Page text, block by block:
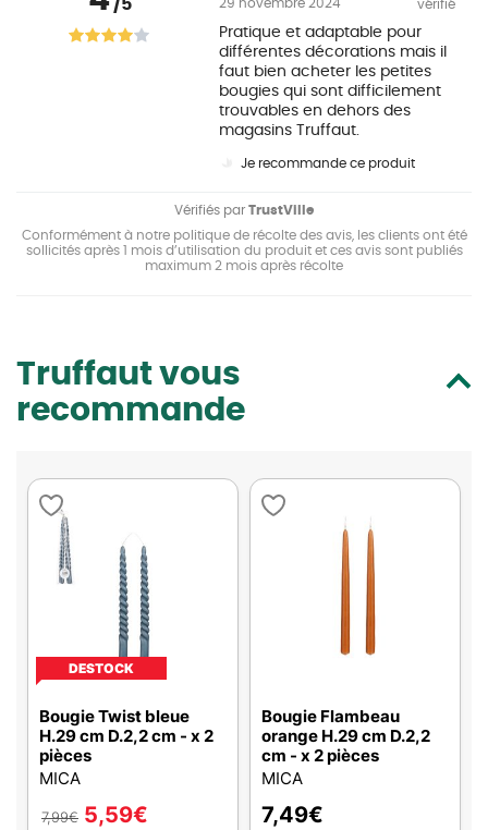
/5
29 novembre 2024
vérifié
Pratique et adaptable pour
différentes décorations mais il
faut bien acheter les petites
bougies qui sont difficilement
trouvables en dehors des
magasins Truffaut.
Je recommande ce produit
Vérifiés par TrustVille
Conformément à notre politique de récolte des avis, les clients ont été
sollicités après 1 mois d’utilisation du produit et ces avis sont publiés
maximum 2 mois après récolte
Truffaut vous
recommande
DESTOCK
Bougie Twist bleue
H.29 cm D.2,2 cm - x 2
pièces
MICA
7,99€ 5,59€
Bougie Flambeau
orange H.29 cm D.2,2
cm - x 2 pièces
MICA
7,49€